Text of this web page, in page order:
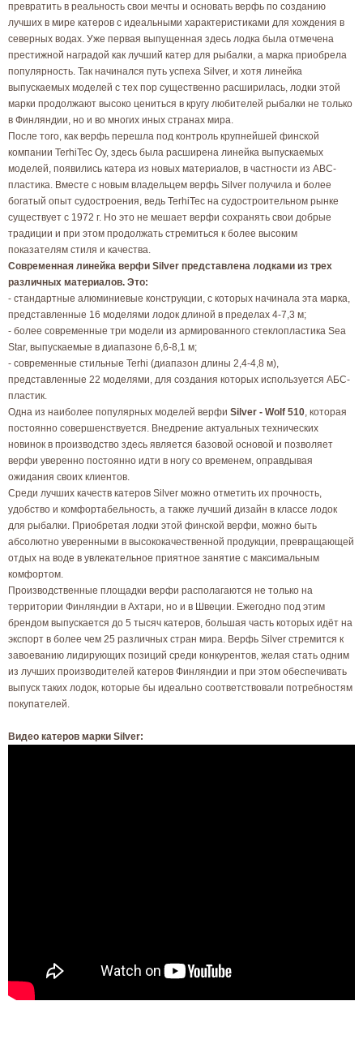
превратить в реальность свои мечты и основать верфь по созданию
лучших в мире катеров с идеальными характеристиками для хождения в
северных водах. Уже первая выпущенная здесь лодка была отмечена
престижной наградой как лучший катер для рыбалки, а марка приобрела
популярность. Так начинался путь успеха Silver, и хотя линейка
выпускаемых моделей с тех пор существенно расширилась, лодки этой
марки продолжают высоко цениться в кругу любителей рыбалки не только
в Финляндии, но и во многих иных странах мира.
После того, как верфь перешла под контроль крупнейшей финской
компании TerhiTec Oy, здесь была расширена линейка выпускаемых
моделей, появились катера из новых материалов, в частности из АВС-
пластика. Вместе с новым владельцем верфь Silver получила и более
богатый опыт судостроения, ведь TerhiTec на судостроительном рынке
существует с 1972 г. Но это не мешает верфи сохранять свои добрые
традиции и при этом продолжать стремиться к более высоким
показателям стиля и качества.
Современная линейка верфи Silver представлена лодками из трех
различных материалов. Это:
- стандартные алюминиевые конструкции, с которых начинала эта марка,
представленные 16 моделями лодок длиной в пределах 4-7,3 м;
- более современные три модели из армированного стеклопластика Sea
Star, выпускаемые в диапазоне 6,6-8,1 м;
- современные стильные Terhi (диапазон длины 2,4-4,8 м),
представленные 22 моделями, для создания которых используется АБС-
пластик.
Одна из наиболее популярных моделей верфи Silver - Wolf 510, которая
постоянно совершенствуется. Внедрение актуальных технических
новинок в производство здесь является базовой основой и позволяет
верфи уверенно постоянно идти в ногу со временем, оправдывая
ожидания своих клиентов.
Среди лучших качеств катеров Silver можно отметить их прочность,
удобство и комфортабельность, а также лучший дизайн в классе лодок
для рыбалки. Приобретая лодки этой финской верфи, можно быть
абсолютно уверенными в высококачественной продукции, превращающей
отдых на воде в увлекательное приятное занятие с максимальным
комфортом.
Производственные площадки верфи располагаются не только на
территории Финляндии в Ахтари, но и в Швеции. Ежегодно под этим
брендом выпускается до 5 тысяч катеров, большая часть которых идёт на
экспорт в более чем 25 различных стран мира. Верфь Silver стремится к
завоеванию лидирующих позиций среди конкурентов, желая стать одним
из лучших производителей катеров Финляндии и при этом обеспечивать
выпуск таких лодок, которые бы идеально соответствовали потребностям
покупателей.
Видео катеров марки Silver: